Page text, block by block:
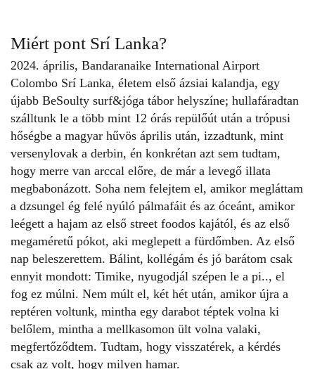
Miért pont Srí Lanka?
2024. április, Bandaranaike International Airport
Colombo Srí Lanka, életem első ázsiai kalandja, egy
újabb BeSoulty surf&jóga tábor helyszíne; hullafáradtan
szálltunk le a több mint 12 órás repülőút után a trópusi
hőségbe a magyar hűvös április után, izzadtunk, mint
versenylovak a derbin, én konkrétan azt sem tudtam,
hogy merre van arccal előre, de már a levegő illata
megbabonázott. Soha nem felejtem el, amikor megláttam
a dzsungel ég felé nyúló pálmafáit és az óceánt, amikor
leégett a hajam az első street foodos kajától, és az első
megaméretű pókot, aki meglepett a fürdőmben. Az első
nap beleszerettem. Bálint, kollégám és jó barátom csak
ennyit mondott: Timike, nyugodjál szépen le a pi.., el
fog ez múlni. Nem múlt el, két hét után, amikor újra a
reptéren voltunk, mintha egy darabot téptek volna ki
belőlem, mintha a mellkasomon ült volna valaki,
megfertőződtem. Tudtam, hogy visszatérek, a kérdés
csak az volt, hogy milyen hamar.